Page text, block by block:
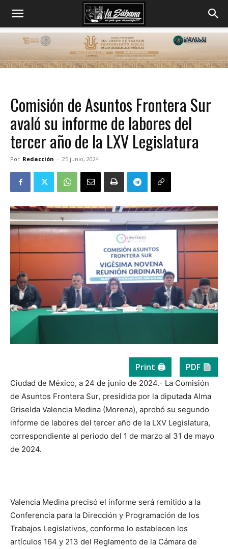
Comisión de Asuntos Frontera Sur
avaló su informe de labores del
tercer año de la LXV Legislatura
Por Redacción - 25 junio, 2024
Print 🖨 PDF
Ciudad de México, a 24 de junio de 2024.- La Comisión
de Asuntos Frontera Sur, presidida por la diputada Alma
Griselda Valencia Medina (Morena), aprobó su segundo
informe de labores del tercer año de la LXV Legislatura,
correspondiente al periodo del 1 de marzo al 31 de mayo
de 2024.
Valencia Medina precisó el informe será remitido a la
Conferencia para la Dirección y Programación de los
Trabajos Legislativos, conforme lo establecen los
artículos 164 y 213 del Reglamento de la Cámara de